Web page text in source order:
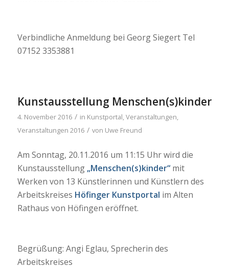
Verbindliche Anmeldung bei Georg Siegert Tel
07152 3353881
Kunstausstellung Menschen(s)kinder
4. November 2016 / in Kunstportal,Veranstaltungen,
Veranstaltungen 2016 / von Uwe Freund
Am Sonntag, 20.11.2016 um 11:15 Uhr wird die
Kunstausstellung „Menschen(s)kinder“mit
Werken von 13 Künstlerinnen und Künstlern des
Arbeitskreises Höfinger Kunstportal im Alten
Rathaus von Höfingen eröffnet.
Begrüßung: Angi Eglau, Sprecherin des
Arbeitskreises